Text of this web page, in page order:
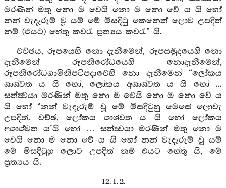
මරණින් මතු නො ම වෙයි නො ම නො වේ ය යි හෝ
නන් වැදෑරුම් වූ යම් මේ මිසදිටු කෙනෙක් ලොව උපදිත්
නම් (එයට) හේතු කවරැ ප්‍රත්‍යය කවරැ” යි.
වච්ඡය, රූපයෙහි නො දැනීමෙන්, රූපසමුදයෙහි නො
දැනීමෙන් රූපනිරෝධයෙහි නොදැනීමෙන්,
රූපනිරෝධගාමිනිපටිපදාවෙහි නො දැනීමෙන් “ලෝකය
ශාශ්වත ය යි හෝ, ලෝකය අශාශ්වත ය යි හෝ ...
සත්ත්‍වයා මරණින් මතු නො ම වෙයි නො ම නො වේ ය
යි හෝ “නන් වැදෑරුම් වූ මේ මිසදිටුහු මෙසේ ලොවැ
උපදිත්. වච්ඡ, ලෝකය ශාශ්වත ය යි හෝ ලෝකය
අශාශ්වත ය’යි හෝ … සත්ත්‍වයා මරණින් මතු නො ම
වෙයි නො ම නො වේ ය යි හෝ නන් වැදෑරුම් වූ යම්
මේ මිසදිටුහු ලොව උපදිත් නම් එයට හේතු යි, මේ
ප්‍රත්‍යය යි.
12. 1. 2.